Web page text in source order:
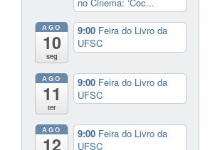
AGO
10
seg
9:00 Feira do Livro da
UFSC
AGO
11
ter
9:00 Feira do Livro da
UFSC
AGO
12
9:00 Feira do Livro da
UFSC